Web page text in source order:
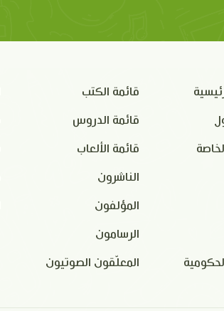
قائمة الكتب
قائمة الدروس
قائمة الألعاب
الناشرون
المؤلفون
الرسامون
المعلّقون الصوتيون